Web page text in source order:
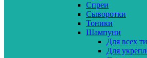
Спреи
Сыворотки
Тоники
Шампуни
Для всех
Для